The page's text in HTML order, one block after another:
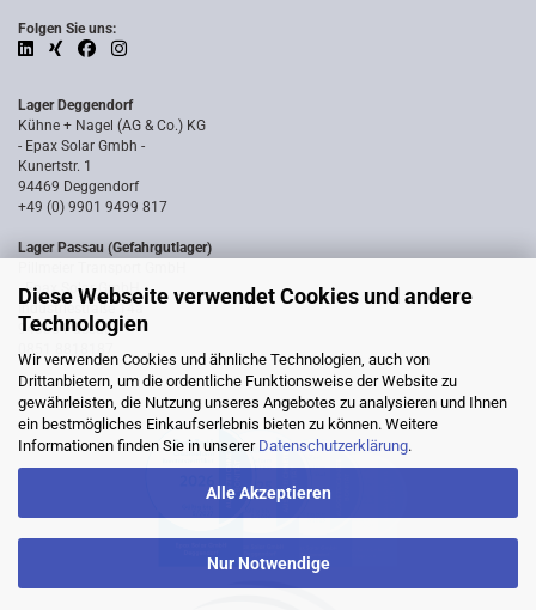
Diese Webseite verwendet Cookies und andere
Technologien
Wir verwenden Cookies und ähnliche Technologien, auch von
Drittanbietern, um die ordentliche Funktionsweise der Website zu
gewährleisten, die Nutzung unseres Angebotes zu analysieren und Ihnen
ein bestmögliches Einkaufserlebnis bieten zu können. Weitere
Informationen finden Sie in unserer Datenschutzerklärung.
Alle Akzeptieren
Nur Notwendige
Folgen Sie uns:
Lager Deggendorf
Kühne + Nagel (AG & Co.) KG
- Epax Solar Gmbh -
Kunertstr. 1
94469 Deggendorf
+49 (0) 9901 9499 817
Lager Passau (Gefahrgutlager)
- Epax Solar GmbH -
Industriestraße 14a
94036 Passau
0851 8818187